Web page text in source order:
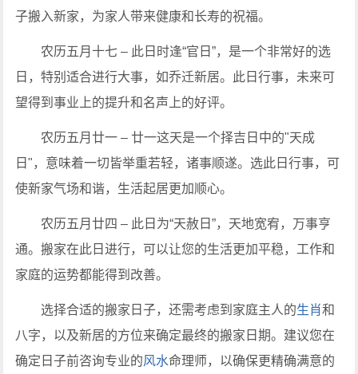
子搬入新家，为家人带来健康和长寿的祝福。
农历五月十七 – 此日时逢“官日”，是一个非常好的选
日，特别适合进行大事，如乔迁新居。此日行事，未来可
望得到事业上的提升和名声上的好评。
农历五月廿一 – 廿一这天是一个择吉日中的"天成
日"，意味着一切皆举重若轻，诸事顺遂。选此日行事，可
使新家气场和谐，生活起居更加顺心。
农历五月廿四 – 此日为“天赦日”，天地宽宥，万事亨
通。搬家在此日进行，可以让您的生活更加平稳，工作和
家庭的运势都能得到改善。
选择合适的搬家日子，还需考虑到家庭主人的生肖和
八字，以及新居的方位来确定最终的搬家日期。建议您在
确定日子前咨询专业的风水命理师，以确保更精确满意的